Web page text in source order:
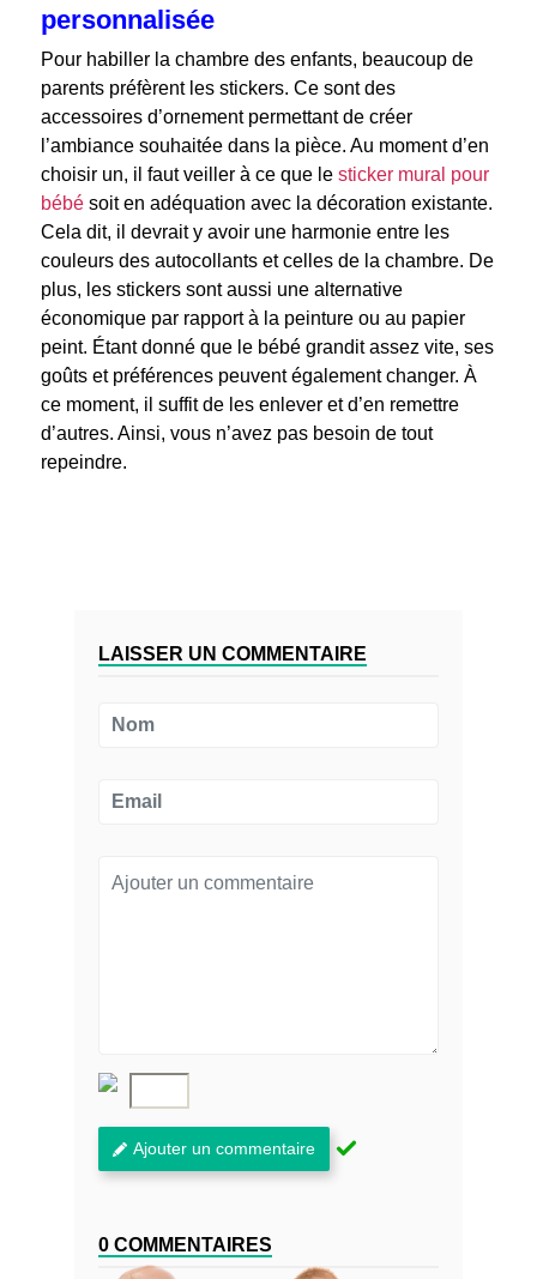
personnalisée
Pour habiller la chambre des enfants, beaucoup de
parents préfèrent les stickers. Ce sont des
accessoires d’ornement permettant de créer
l’ambiance souhaitée dans la pièce. Au moment d’en
choisir un, il faut veiller à ce que le sticker mural pour
bébésoit en adéquation avec la décoration existante.
Cela dit, il devrait y avoir une harmonie entre les
couleurs des autocollants et celles de la chambre. De
plus, les stickers sont aussi une alternative
économique par rapport à la peinture ou au papier
peint. Étant donné que le bébé grandit assez vite, ses
goûts et préférences peuvent également changer. À
ce moment, il suffit de les enlever et d’en remettre
d’autres. Ainsi, vous n’avez pas besoin de tout
repeindre.
LAISSER UN COMMENTAIRE
Ajouter un commentaire
0 COMMENTAIRES